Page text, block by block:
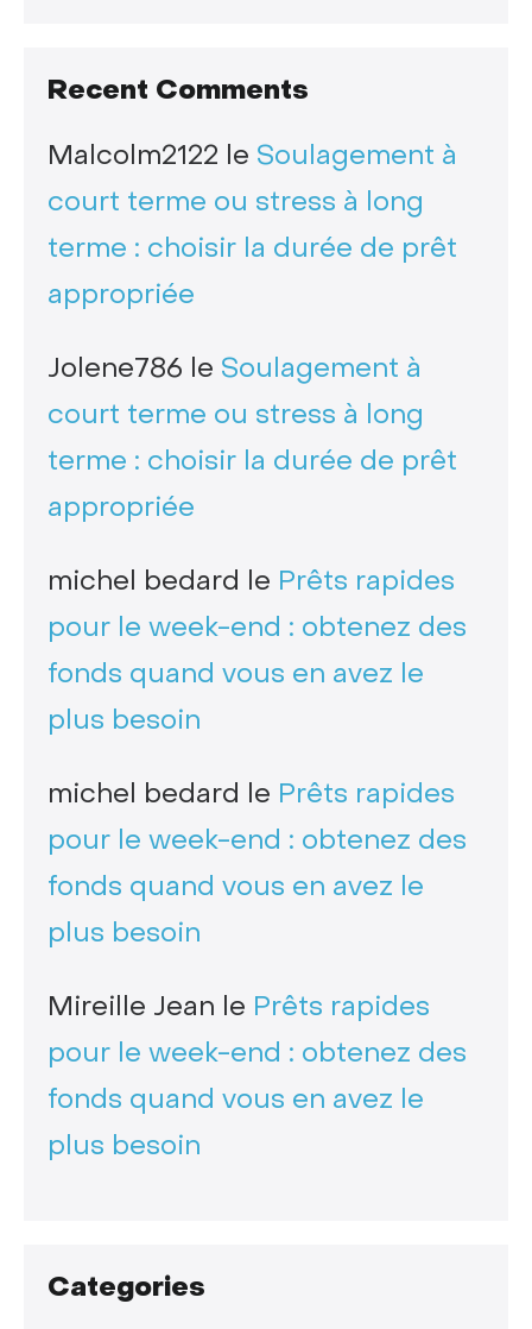
Recent Comments
Malcolm2122 le Soulagement à
court terme ou stress à long
terme : choisir la durée de prêt
appropriée
Jolene786 le Soulagement à
court terme ou stress à long
terme : choisir la durée de prêt
appropriée
michel bedard le Prêts rapides
pour le week-end : obtenez des
fonds quand vous en avez le
plus besoin
michel bedard le Prêts rapides
pour le week-end : obtenez des
fonds quand vous en avez le
plus besoin
Mireille Jean le Prêts rapides
pour le week-end : obtenez des
fonds quand vous en avez le
plus besoin
Categories